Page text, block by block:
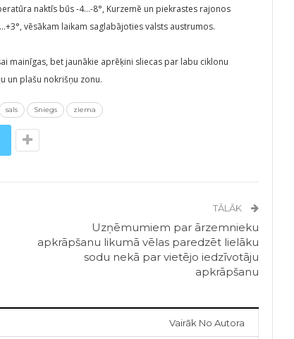
naktīs būs -4…-8°, Kurzemē un piekrastes rajonos
vēsākam laikam saglabājoties valsts austrumos.
mainīgas, bet jaunākie aprēķini sliecas par labu ciklonu
un plašu nokrišņu zonu.
sals Sniegs ziema
TĀLĀK
Uzņēmumiem par ārzemnieku
apkrāpšanu likumā vēlas paredzēt lielāku
sodu nekā par vietējo iedzīvotāju
apkrāpšanu
Vairāk No Autora